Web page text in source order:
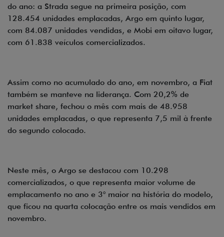
do ano: a Strada segue na primeira posição, com
128.454 unidades emplacadas, Argo em quinto lugar,
com 84.087 unidades vendidas, e Mobi em oitavo lugar,
com 61.838 veículos comercializados.
Assim como no acumulado do ano, em novembro, a Fiat
também se manteve na liderança. Com 20,2% de
market share, fechou o mês com mais de 48.958
unidades emplacadas, o que representa 7,5 mil à frente
do segundo colocado.
Neste mês, o Argo se destacou com 10.298
comercializados, o que representa maior volume de
emplacamento no ano e 3° maior na história do modelo,
que ficou na quarta colocação entre os mais vendidos em
novembro.